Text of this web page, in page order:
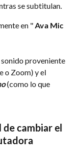
se subtitulan.
en " Ava Mic
proveniente
o Zoom) y el
(como lo que
cambiar el